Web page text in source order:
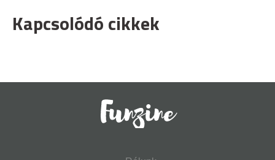
Kapcsolódó cikkek